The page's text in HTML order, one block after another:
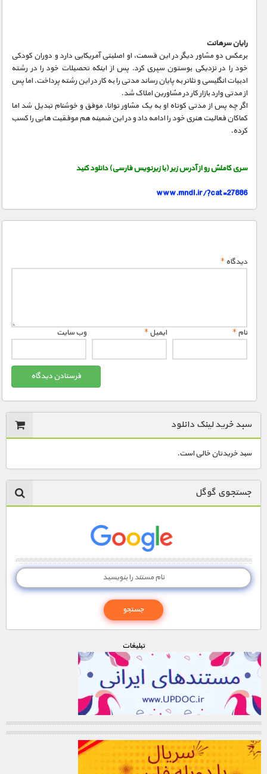
رایان سرهانت
برعکس دو مشاور دیگر در این قسمت٬ او اصلیتی آمریکایی دارد و دوران کودکی
خود را در نزدیکی بوستون سپری کرد. پس از اینکه تحصیلات خود را در رشته
ادبیات انگلیسی و تئاتر به پایان رساند مدتی را به کار در این رشته پرداخت. اما پس
از مدتی وارد بازار کار در مشاورین املاک شد.
اگر چه پس از مدتی کوتاه او به یک مشاور توانا٬ موفق و خوشنام تبدیل شد اما
کماکان فعالیت هنری خود را ادامه داد و در این ضمینه هم موفقیت هایی را کسب
کرده.
سری کاملش رو از آدرس زیر (با زیرنویس فارسی) دانلود کنید
www.mndl.ir/?cat=27886
دیدگاه*
نام* ایمیل* وب‌ سایت
سبد خرید لینک دانلود
سبد خریدتان خالی است.
جستجوی گوگل
تبليغات